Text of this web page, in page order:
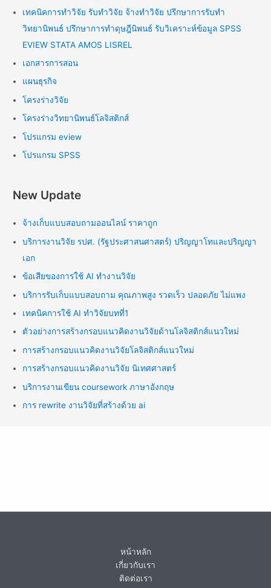
เทคนิคการทำวิจัย รับทำวิจัย จ้างทำวิจัย ปรึกษาการรับทำ
วิทยานิพนธ์ ปรึกษาการทำดุษฎีนิพนธ์ รับวิเคราะห์ข้อมูล SPSS
EVIEW STATA AMOS LISREL
เอกสารการสอน
แผนธุรกิจ
โครงร่างวิจัย
โครงร่างวิทยานิพนธ์โลจิสติกส์
โปรแกรม eview
โปรแกรม SPSS
New Update
จ้างเก็บแบบสอบถามออนไลน์ ราคาถูก
บริการงานวิจัย รปศ. (รัฐประศาสนศาสตร์) ปริญญาโทและปริญญา
เอก
ข้อเสียของการใช้ AI ทำงานวิจัย
บริการรับเก็บแบบสอบถาม คุณภาพสูง รวดเร็ว ปลอดภัย ไม่แพง
เทคนิคการใช้ AI ทำวิจัยบทที่1
ตัวอย่างการสร้างกรอบแนวคิดงานวิจัยด้านโลจิสติกส์แนวใหม่
การสร้างกรอบแนวคิดงานวิจัยโลจิสติกส์แนวใหม่
การสร้างกรอบแนวคิดงานวิจัย นิเทศศาสตร์
บริการงานเขียน coursework ภาษาอังกฤษ
การ rewrite งานวิจัยที่สร้างด้วย ai
หน้าหลัก
เกี่ยวกับเรา
ติดต่อเรา